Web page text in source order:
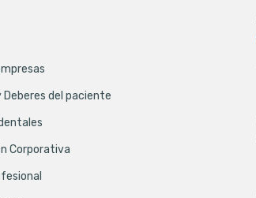
Deberes del paciente
Corporativa